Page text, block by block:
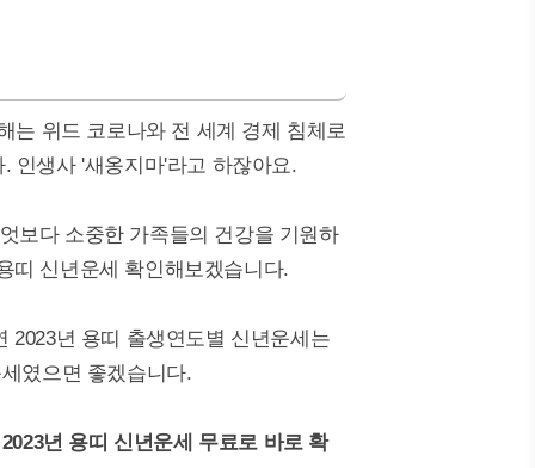
는 위드 코로나와 전 세계 경제 침체로
인생사 '새옹지마'라고 하잖아요.
보다 소중한 가족들의 건강을 기원하
띠 신년운세 확인해보겠습니다.
2023년 용띠 출생연도별 신년운세는
였으면 좋겠습니다.
년 용띠 신년운세 무료로 바로 확